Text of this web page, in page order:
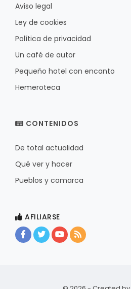
Aviso legal
Ley de cookies
Política de privacidad
Un café de autor
Pequeño hotel con encanto
Hemeroteca
CONTENIDOS
De total actualidad
Qué ver y hacer
Pueblos y comarca
AFILIARSE